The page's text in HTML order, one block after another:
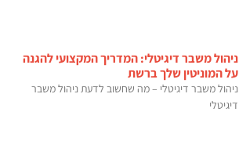
ניהול משבר דיגיטלי: המדריך המקצועי להגנה
על המוניטין שלך ברשת
ניהול משבר דיגיטלי – מה שחשוב לדעת ניהול משבר
דיגיטלי